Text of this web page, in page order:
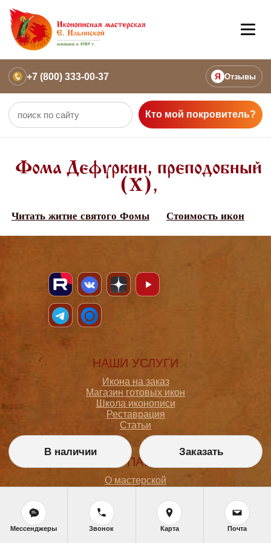
+7 (800) 333-00-37 Я Отзывы
Кто мой покровитель?
Фома Дефуркин, преподобный
(Х),
Читать житие святого Фомы Стоимость икон
НАШИ УСЛУГИ
Икона на заказ
Магазин готовых икон
Школа иконописи
Реставрация
Статьи
ПОКУПАТЕЛЮ
О мастерской
Доставка и оплата
Политика конфиденциальности
Согласие на обработку персональных данных
Политика обработки персональных данных
В наличии Заказать
Мессенджеры Звонок Карта Почта